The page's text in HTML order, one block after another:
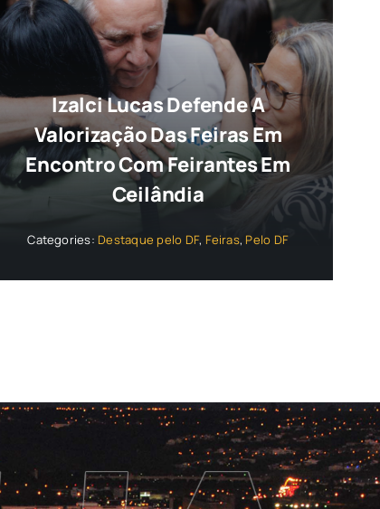
Izalci Lucas Defende A
Valorização Das Feiras Em
Encontro Com Feirantes Em
Ceilândia
Categories: Destaque pelo DF, Feiras, Pelo DF